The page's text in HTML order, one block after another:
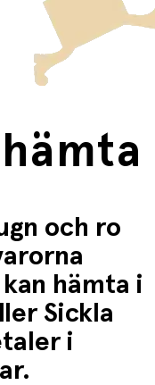
och ro
hämta i
Sickla
i